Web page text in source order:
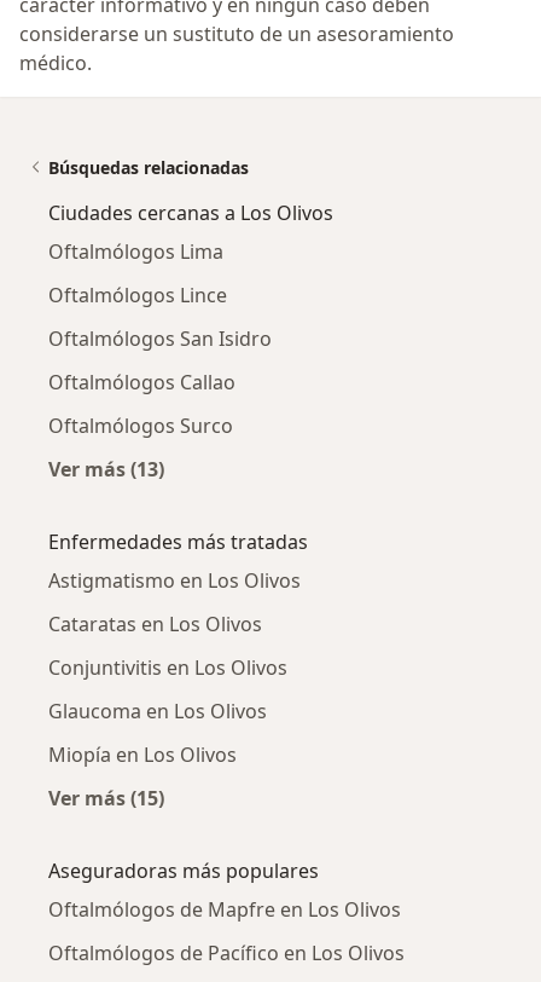
considerarse un sustituto de un asesoramiento
médico.
Búsquedas relacionadas
Ciudades cercanas a Los Olivos
Oftalmólogos Lima
Oftalmólogos Lince
Oftalmólogos San Isidro
Oftalmólogos Callao
Oftalmólogos Surco
Ver más (13)
Enfermedades más tratadas
Astigmatismo en Los Olivos
Cataratas en Los Olivos
Conjuntivitis en Los Olivos
Glaucoma en Los Olivos
Miopía en Los Olivos
Ver más (15)
Aseguradoras más populares
Oftalmólogos de Mapfre en Los Olivos
Oftalmólogos de Pacífico en Los Olivos